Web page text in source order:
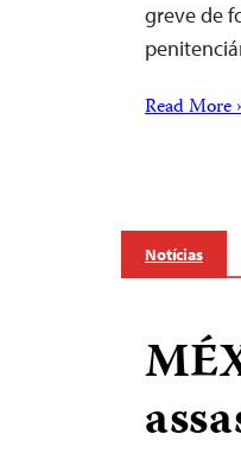
greve de
Read More ›
Notícias